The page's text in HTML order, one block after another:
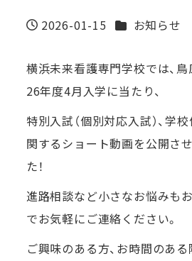
投稿日
2026-01-15 カテゴリー
お知らせ
横浜未来看護専門学校では、
26年度4月入学に当たり、
特別入試（個別対応入試）、学
関するショート動画を公開さ
た！
進路相談など小さなお悩みも
でお気軽にご連絡ください。
ご興味のある方、お時間のあ